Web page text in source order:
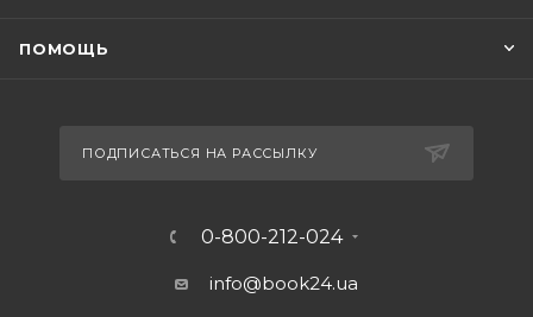
ПОМОЩЬ
ПОДПИСАТЬСЯ НА РАССЫЛКУ
0-800-212-024
info@book24.ua